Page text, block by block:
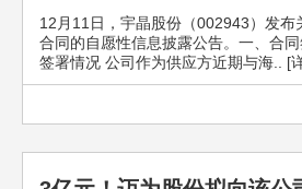
12月11日，宇晶股份（002943）发布
合同的自愿性信息披露公告。一、合
签署情况 公司作为供应方近期与海.. [